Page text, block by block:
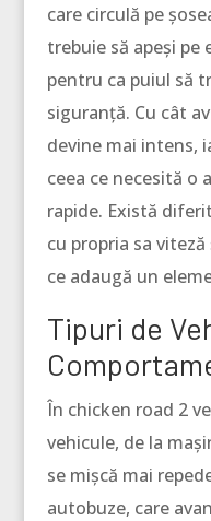
care circulă pe
trebuie să apeși
pentru ca puiul să
siguranță. Cu cât
devine mai intens,
ceea ce necesită o
rapide. Există
cu propria sa
ce adaugă un
Tipuri de
În chicken road 2
vehicule, de la
se mișcă mai
autobuze, care